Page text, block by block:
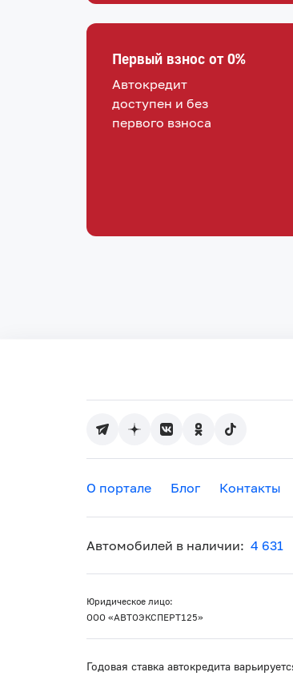
Первый взнос от 0%
Автокредит
доступен и без
первого взноса
О портале Блог Контакты
Автомобилей в наличии: 4 631
Юридическое лицо:
ООО «АВТОЭКСПЕРТ125»
Годовая ставка автокредита